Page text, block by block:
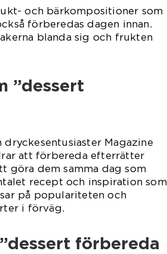
och bärkompositioner som
förberedas dagen innan.
blanda sig och frukten
”dessert
Magazine
att förbereda efterrätter
göra dem samma dag som
recept och inspiration som
på populariteten och
i förväg.
förbereda